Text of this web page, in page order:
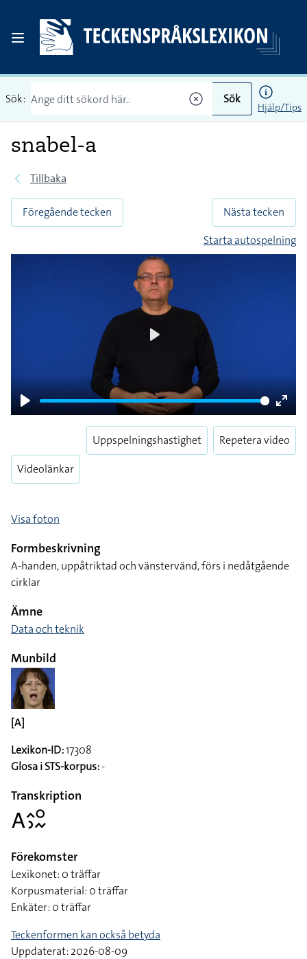
Sök: Sök
Hjälp/Tips
snabel-a
Tillbaka
Föregående tecken
Nästa tecken
Starta autospelning
Play
Enter
Videolänkar
Uppspelningshastighet Repetera video
Visa foton
Formbeskrivning
A-handen, uppåtriktad och vänstervänd, förs i nedåtgående
cirklar
Ämne
Data och teknik
Munbild
[A]
Lexikon-ID:17308
Glosa i STS-korpus:-
Transkription
􌤤􌤵􌤶􌥰􌦌
Förekomster
Lexikonet: 0 träffar
Korpusmaterial: 0 träffar
Enkäter: 0 träffar
Teckenformen kan också betyda
Uppdaterat: 2026-08-09